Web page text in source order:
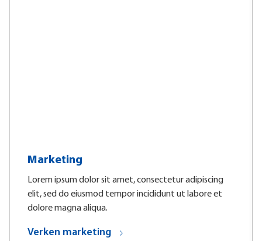
Marketing
Lorem ipsum dolor sit amet, consectetur adipiscing
elit, sed do eiusmod tempor incididunt ut labore et
dolore magna aliqua.
Verken marketing